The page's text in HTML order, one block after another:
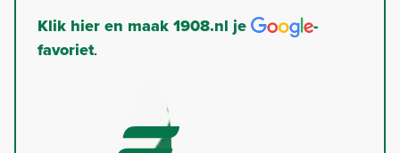
Klik hier en maak 1908.nl je
-
favoriet.